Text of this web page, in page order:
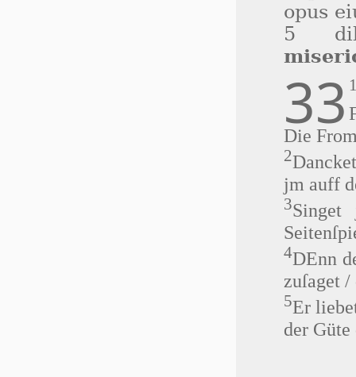
opus
5
33
Die
2
jm auff
3
4DEnn
zuſaget
5Er
der